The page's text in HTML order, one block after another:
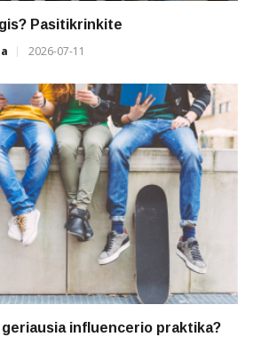
Pasitikrinkite
2026-07-11
geriausia influencerio praktika?